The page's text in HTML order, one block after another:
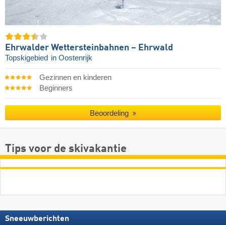
Ehrwalder Wettersteinbahnen – Ehrwald
Topskigebied in Oostenrijk
Gezinnen en kinderen
Beginners
Beoordeling
Tips voor de skivakantie
Sneeuwberichten